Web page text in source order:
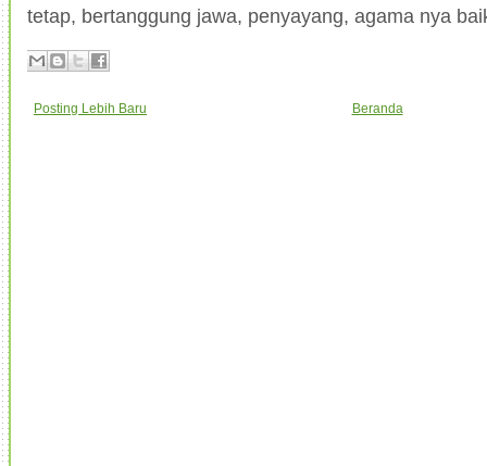
tetap, bertanggung jawa, penyayang, agama nya
Posting Lebih Baru Beranda